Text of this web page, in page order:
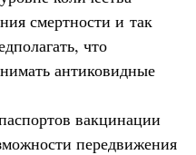
смертности и так
что
антиковидные
вакцинации
передвижения